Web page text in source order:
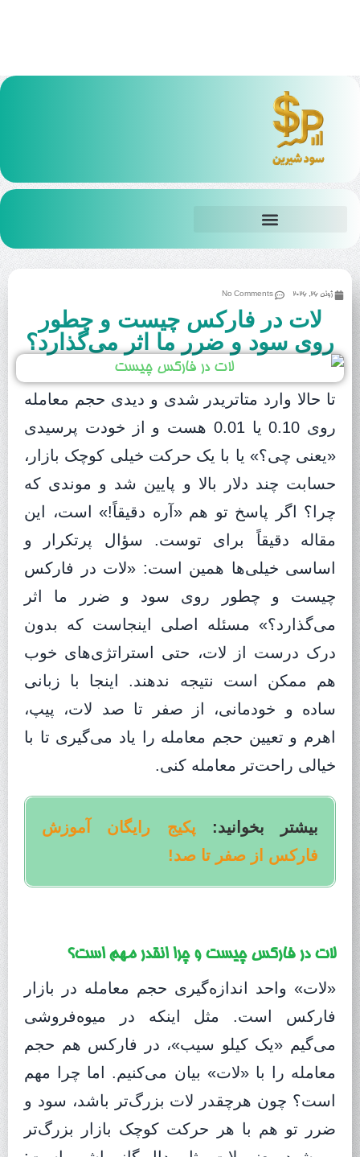
ژوئن 26, 2026 No Comments
لات در فارکس چیست و چطور
روی سود و ضرر ما اثر می‌گذارد؟
تا حالا وارد متاتریدر شدی و دیدی حجم معامله
روی 0.10 یا 0.01 هست و از خودت پرسیدی
«یعنی چی؟» یا با یک حرکت خیلی کوچک بازار،
حسابت چند دلار بالا و پایین شد و موندی که
چرا؟ اگر پاسخ تو هم «آره دقیقاً!» است، این
مقاله دقیقاً برای توست. سؤال پرتکرار و
اساسی خیلی‌ها همین است: «لات در فارکس
چیست و چطور روی سود و ضرر ما اثر
می‌گذارد؟» مسئله اصلی اینجاست که بدون
درک درست از لات، حتی استراتژی‌های خوب
هم ممکن است نتیجه ندهند. اینجا با زبانی
ساده و خودمانی، از صفر تا صد لات، پیپ،
اهرم و تعیین حجم معامله را یاد می‌گیری تا با
خیالی راحت‌تر معامله کنی.
بیشتر بخوانید: پکیج رایگان آموزش
فارکس از صفر تا صد!
لات در فارکس چیست و چرا انقدر مهم است؟
«لات» واحد اندازه‌گیری حجم معامله در بازار
فارکس است. مثل اینکه در میوه‌فروشی
می‌گیم «یک کیلو سیب»، در فارکس هم حجم
معامله را با «لات» بیان می‌کنیم. اما چرا مهم
است؟ چون هرچقدر لات بزرگ‌تر باشد، سود و
ضرر تو هم با هر حرکت کوچک بازار بزرگ‌تر